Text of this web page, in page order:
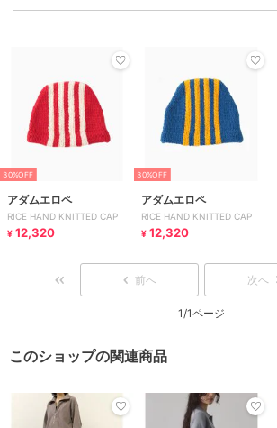
30%OFF
アダムエロペ
RICE HAND KNITTED CAP
¥ 12,320
30%OFF
アダムエロペ
RICE HAND KNITTED CAP
¥ 12,320
前へ 次へ
1/1ページ
このショップの関連商品